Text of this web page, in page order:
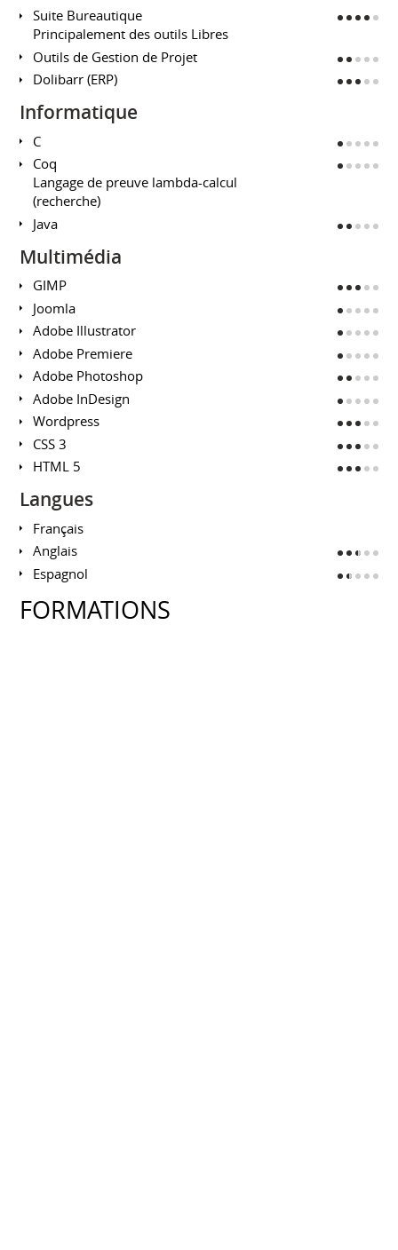
Suite Bureautique
Principalement des outils Libres
Outils de Gestion de Projet
Dolibarr (ERP)
Informatique
C
Coq
Langage de preuve lambda-calcul
(recherche)
Java
Multimédia
GIMP
Joomla
Adobe Illustrator
Adobe Premiere
Adobe Photoshop
Adobe InDesign
Wordpress
CSS 3
HTML 5
Langues
Français
Anglais
Espagnol
FORMATIONS